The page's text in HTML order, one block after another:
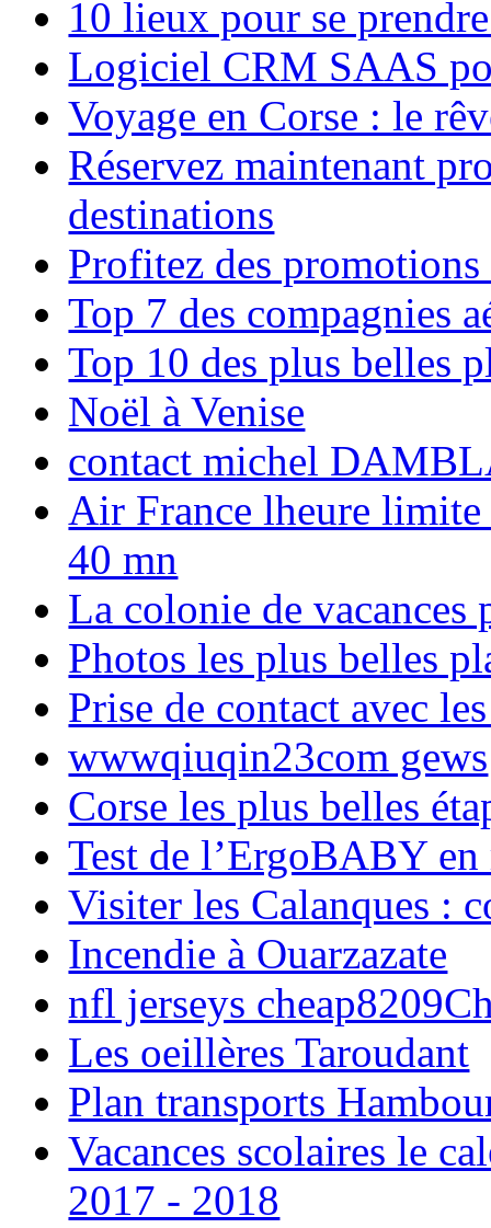
10 lieux pour se
Logiciel CRM SAAS
Voyage en Corse : le
Réservez maintenant
destinations
Profitez des
Top 7 des compagnies
Top 10 des plus belles
Noël à Venise
contact michel
Air France lheure limite
40 mn
La colonie de vacances
Photos les plus belles
Prise de contact avec
wwwqiuqin23com gews
Corse les plus belles
Test de l’ErgoBABY en
Visiter les Calanques :
Incendie à Ouarzazate
nfl jerseys
Les oeillères Taroudant
Plan transports
Vacances scolaires le
2017 - 2018